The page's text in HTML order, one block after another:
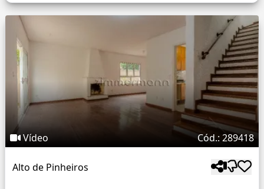
Vídeo Cód.: 289418
Alto de Pinheiros